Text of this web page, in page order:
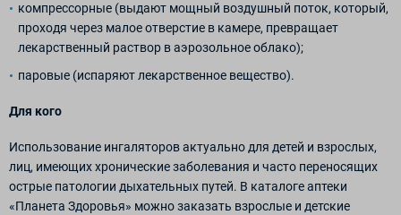
компрессорные (выдают мощный воздушный поток, который,
проходя через малое отверстие в камере, превращает
лекарственный раствор в аэрозольное облако);
паровые (испаряют лекарственное вещество).
Для кого
Использование ингаляторов актуально для детей и взрослых,
лиц, имеющих хронические заболевания и часто переносящих
острые патологии дыхательных путей. В каталоге аптеки
«Планета Здоровья» можно заказать взрослые и детские